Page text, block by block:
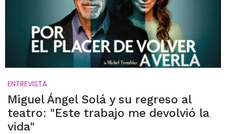
ENTREVISTA
Miguel Ángel Solá y su regreso al
teatro: "Este trabajo me devolvió la
vida"